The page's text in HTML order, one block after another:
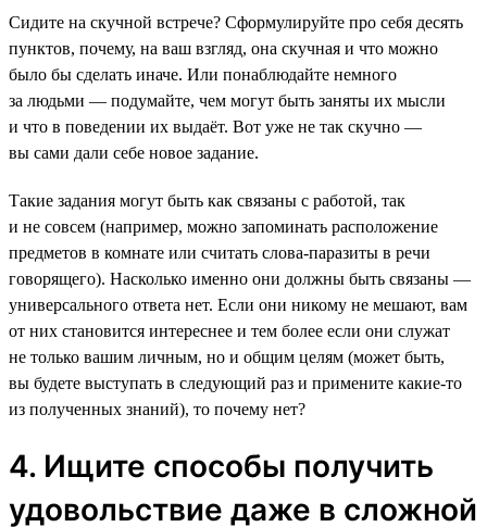
Сидите на скучной встрече? Сформулируйте про себя десять
пунктов, почему, на ваш взгляд, она скучная и что можно
было бы сделать иначе. Или понаблюдайте немного
за людьми — подумайте, чем могут быть заняты их мысли
и что в поведении их выдаёт. Вот уже не так скучно —
вы сами дали себе новое задание.
Такие задания могут быть как связаны с работой, так
и не совсем (например, можно запоминать расположение
предметов в комнате или считать слова-паразиты в речи
говорящего). Насколько именно они должны быть связаны —
универсального ответа нет. Если они никому не мешают, вам
от них становится интереснее и тем более если они служат
не только вашим личным, но и общим целям (может быть,
вы будете выступать в следующий раз и примените какие-то
из полученных знаний), то почему нет?
4. Ищите способы получить
удовольствие даже в сложной